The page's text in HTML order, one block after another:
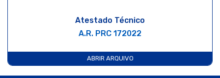
Atestado Técnico
A.R. PRC 172022
ABRIR ARQUIVO